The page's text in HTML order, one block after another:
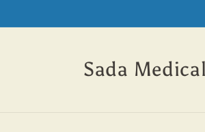
al contenido
Sada Medical